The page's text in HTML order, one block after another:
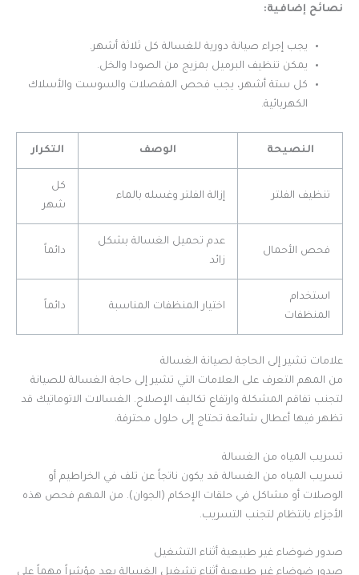
نصائح إضافية:
يجب إجراء صيانة دورية للغسالة كل ثلاثة أشهر.
يمكن تنظيف البرميل بمزيج من الصودا والخل.
كل ستة أشهر، يجب فحص المفصلات والسوست والأسلاك
الكهربائية.
النصيحة الوصف التكرار
تنظيف الفلتر إزالة الفلتر وغسله بالماء
كل
شهر
فحص الأحمال
عدم تحميل الغسالة بشكل
زائد
دائماً
استخدام
المنظفات
اختيار المنظفات المناسبة دائماً
علامات تشير إلى الحاجة لصيانة الغسالة
من المهم التعرف على العلامات التي تشير إلى حاجة الغسالة للصيانة
لتجنب تفاقم المشكلة وارتفاع تكاليف الإصلاح. الغسالات الاتوماتيك قد
تظهر فيها أعطال شائعة تحتاج إلى حلول محترفة.
تسريب المياه من الغسالة
تسريب المياه من الغسالة قد يكون ناتجاً عن تلف في الخراطيم أو
الوصلات أو مشاكل في حلقات الإحكام (الجوان). من المهم فحص هذه
الأجزاء بانتظام لتجنب التسريب.
صدور ضوضاء غير طبيعية أثناء التشغيل
صدور ضوضاء غير طبيعية أثناء تشغيل الغسالة يعد مؤشراً مهماً على